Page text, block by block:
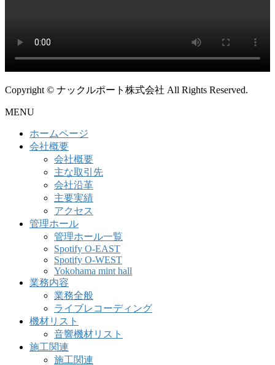
Copyright © ナックルポート株式会社 All Rights Reserved.
MENU
ホームページ
会社概要
会社概要
主な取引先
会社沿革
主要実績
アクセス
管理ホール
管理ホール一覧
Spotify O-EAST
Spotify O-WEST
Yokohama mint hall
業務内容
業務全般
ライブレコーディング
機材リスト
音響機材リスト
施工関連
施工関連